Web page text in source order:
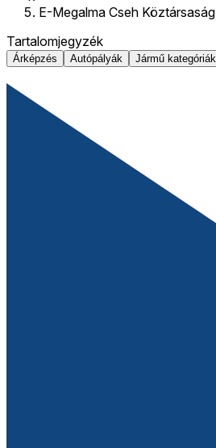
E-Megalma Cseh Köztársaság
Tartalomjegyzék
Árképzés Autópályák Jármű kategóriák